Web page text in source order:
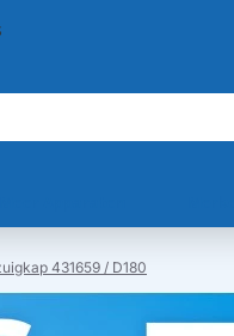
431659 / D180